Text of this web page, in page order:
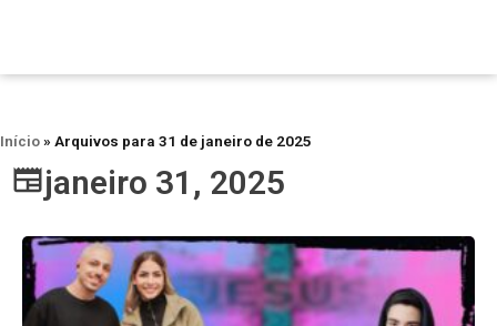
Início» Arquivos para 31 de janeiro de 2025
janeiro 31, 2025